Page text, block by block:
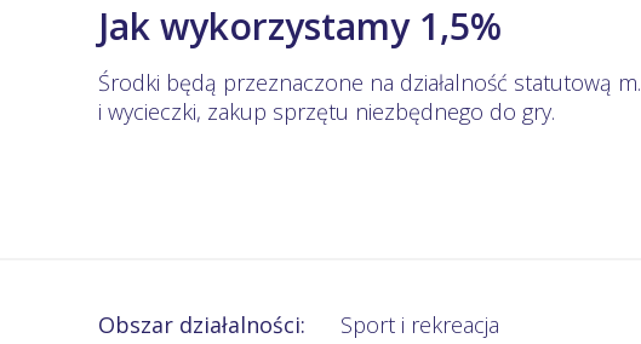
Jak wykorzystamy 1,5%
Środki będą przeznaczone na działalność statutową
i wycieczki, zakup sprzętu niezbędnego do gry.
Obszar działalności:
Sport i rekreacja